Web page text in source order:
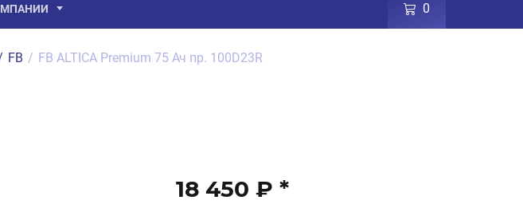
0
FB / FB ALTICA Premium 75 Ач пр. 100D23R
18 450 ₽ *